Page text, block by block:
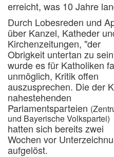
erreicht, was 10 Jahre
Durch Lobesreden und
über Kanzel, Katheder
Kirchenzeitungen, "der
Obrigkeit untertan zu
wurde es für Katholiken
unmöglich, Kritik offen
auszusprechen. Die der
nahestehenden
Parlamentsparteien
und Bayerische Volkspartei)
hatten sich bereits zwei
Wochen vor
aufgelöst.